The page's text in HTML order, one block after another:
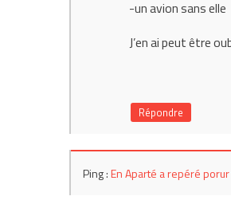
-un avion sans elle
J’en ai peut être
Répondre
Ping :En Aparté a repéré